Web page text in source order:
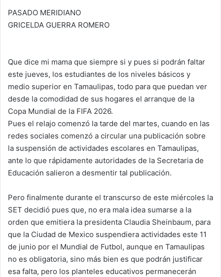
PASADO MERIDIANO
GRICELDA GUERRA ROMERO
Que dice mi mama que siempre si y pues si podrán faltar
este jueves, los estudiantes de los niveles básicos y
medio superior en Tamaulipas, todo para que puedan ver
desde la comodidad de sus hogares el arranque de la
Copa Mundial de la FIFA 2026.
Pues el relajo comenzó la tarde del martes, cuando en las
redes sociales comenzó a circular una publicación sobre
la suspensión de actividades escolares en Tamaulipas,
ante lo que rápidamente autoridades de la Secretaria de
Educación salieron a desmentir tal publicación.
Pero finalmente durante el transcurso de este miércoles la
SET decidió pues que, no era mala idea sumarse a la
orden que emitiera la presidenta Claudia Sheinbaum, para
que la Ciudad de Mexico suspendiera actividades este 11
de junio por el Mundial de Futbol, aunque en Tamaulipas
no es obligatoria, sino más bien es que podrán justificar
esa falta, pero los planteles educativos permanecerán